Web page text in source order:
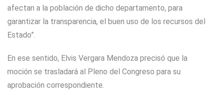
afectan a la población de dicho departamento, para
garantizar la transparencia, el buen uso de los recursos del
Estado”.
En ese sentido, Elvis Vergara Mendoza precisó que la
moción se trasladará al Pleno del Congreso para su
aprobación correspondiente.